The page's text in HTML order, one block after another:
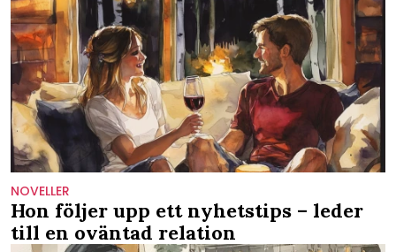
NOVELLER
Hon följer upp ett nyhetstips – leder
till en oväntad relation